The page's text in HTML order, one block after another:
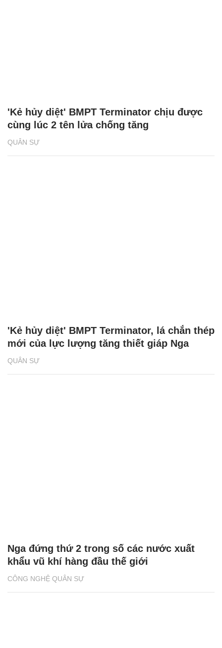
QUÂN SỰ
'Kẻ hủy diệt' BMPT Terminator chịu được
cùng lúc 2 tên lửa chống tăng
QUÂN SỰ
'Kẻ hủy diệt' BMPT Terminator, lá chắn thép
mới của lực lượng tăng thiết giáp Nga
CÔNG NGHỆ QUÂN SỰ
Nga đứng thứ 2 trong số các nước xuất
khẩu vũ khí hàng đầu thế giới